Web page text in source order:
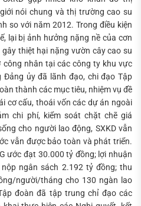
nói chung và thị trường cao su
so với năm 2012. Trong điều kiện
lại bị ảnh hưởng nặng nề của cơn
thiệt hại nặng vườn cây cao su
nhân tại các công ty khu vực
Đảng ủy đã lãnh đạo, chi đạo Tập
thành các mục tiêu, nhiệm vụ đề
cơ cấu, thoái vốn các dự án ngoài
chi phí, kiểm soát chặt chẽ giá
cho người lao động, SXKD vẫn
vẫn được bảo toàn và phát triển.
ước đạt 30.000 tỷ đồng; lợi nhuận
ngân sách 2.192 tỷ đồng; thu
người/tháng cho 130 ngàn lao
đoàn đã tập trung chỉ đạo các